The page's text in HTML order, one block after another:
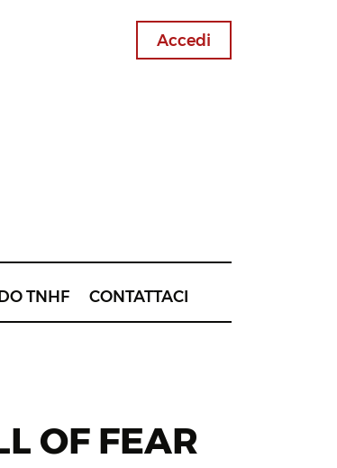
Accedi
TNHF CONTATTACI
OF FEAR